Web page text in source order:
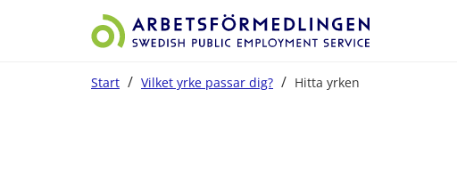
Start / Vilket yrke passar dig? / Hitta yrken